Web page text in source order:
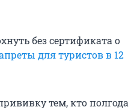
без сертификата о
для туристов в 12
тем, кто полгода